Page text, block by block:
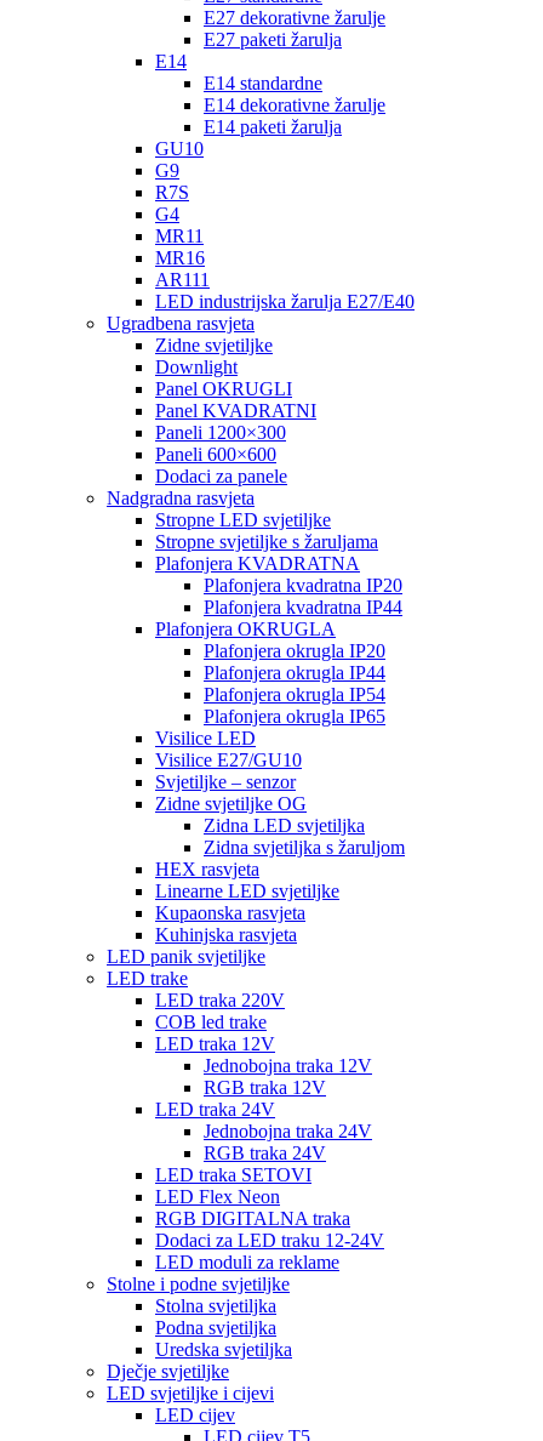
E27 dekorativne žarulje
E27 paketi žarulja
E14
E14 standardne
E14 dekorativne žarulje
E14 paketi žarulja
GU10
G9
R7S
G4
MR11
MR16
AR111
LED industrijska žarulja E27/E40
Ugradbena rasvjeta
Zidne svjetiljke
Downlight
Panel OKRUGLI
Panel KVADRATNI
Paneli 1200×300
Paneli 600×600
Dodaci za panele
Nadgradna rasvjeta
Stropne LED svjetiljke
Stropne svjetiljke s žaruljama
Plafonjera KVADRATNA
Plafonjera kvadratna IP20
Plafonjera kvadratna IP44
Plafonjera OKRUGLA
Plafonjera okrugla IP20
Plafonjera okrugla IP44
Plafonjera okrugla IP54
Plafonjera okrugla IP65
Visilice LED
Visilice E27/GU10
Svjetiljke – senzor
Zidne svjetiljke OG
Zidna LED svjetiljka
Zidna svjetiljka s žaruljom
HEX rasvjeta
Linearne LED svjetiljke
Kupaonska rasvjeta
Kuhinjska rasvjeta
LED panik svjetiljke
LED trake
LED traka 220V
COB led trake
LED traka 12V
Jednobojna traka 12V
RGB traka 12V
LED traka 24V
Jednobojna traka 24V
RGB traka 24V
LED traka SETOVI
LED Flex Neon
RGB DIGITALNA traka
Dodaci za LED traku 12-24V
LED moduli za reklame
Stolne i podne svjetiljke
Stolna svjetiljka
Podna svjetiljka
Uredska svjetiljka
Dječje svjetiljke
LED svjetiljke i cijevi
LED cijev
LED cijev T5